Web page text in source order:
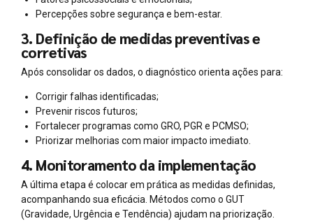
Percepções sobre segurança e bem-estar.
3. Definição de medidas preventivas e
corretivas
Após consolidar os dados, o diagnóstico orienta ações para:
Corrigir falhas identificadas;
Prevenir riscos futuros;
Fortalecer programas como GRO, PGR e PCMSO;
Priorizar melhorias com maior impacto imediato.
4. Monitoramento da implementação
A última etapa é colocar em prática as medidas definidas,
acompanhando sua eficácia. Métodos como o GUT
(Gravidade, Urgência e Tendência) ajudam na priorização.